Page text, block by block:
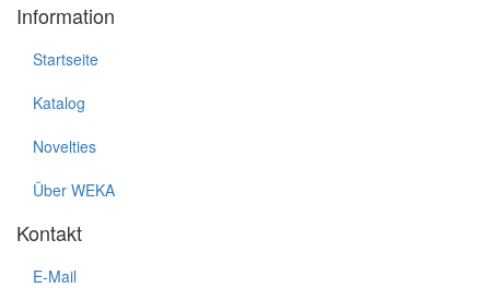
Information
Startseite
Katalog
Novelties
Über WEKA
Kontakt
E-Mail